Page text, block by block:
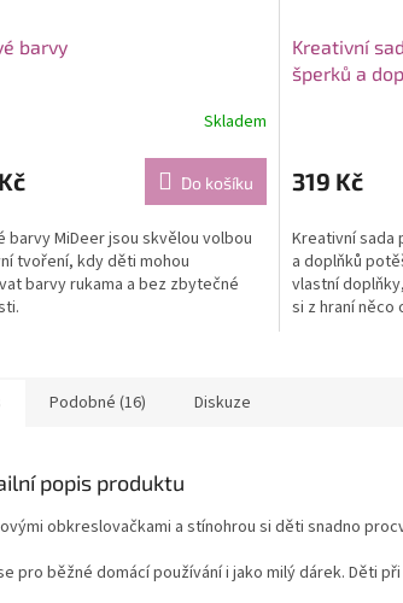
barvy
Skladem
Do košíku
barvy MiDeer jsou skvělou volbou
tvoření, kdy děti mohou
barvy rukama a bez zbytečné
Kreativní
šperků a
319 Kč
Kreativní sada
a doplňků
vlastní
si z hraní něco
Podobné (16) Diskuze
popis produktu
obkreslovačkami a stínohrou si děti snadno
pro běžné domácí používání i jako milý dárek. Děti